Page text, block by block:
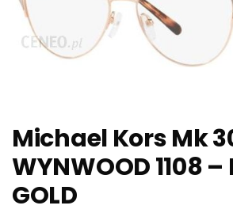
Michael Kors Mk
WYNWOOD 1108 –
GOLD